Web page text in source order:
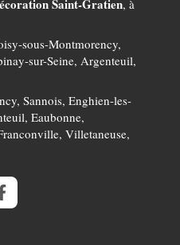
Saint-Gratien, à
sous-Montmorency,
sur-Seine, Argenteuil,
Sannois, Enghien-les-
Eaubonne,
Villetaneuse,